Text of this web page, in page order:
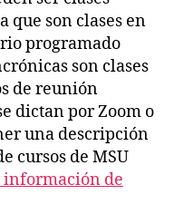
que son clases en
programado
son clases
de reunión
dictan por Zoom o
una descripción
cursos de MSU
información de